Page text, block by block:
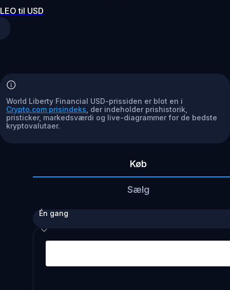
LEO til USD
World Liberty Financial USD-prissiden er blot en i
Crypto.com prisindeks , der indeholder prishistorik,
pristicker, markedsværdi og live-diagrammer for de bedste
kryptovalutaer.
Køb
Sælg
Én gang